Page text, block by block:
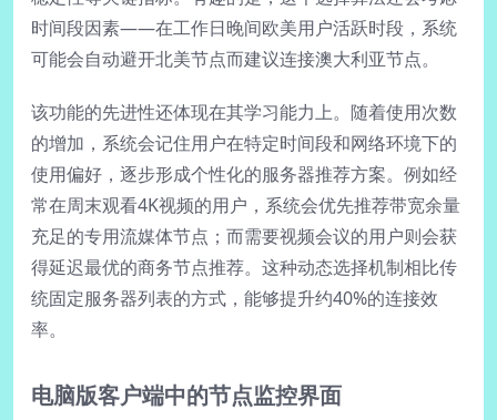
时间段因素——在工作日晚间欧美用户活跃时段，系统
可能会自动避开北美节点而建议连接澳大利亚节点。
该功能的先进性还体现在其学习能力上。随着使用次数
的增加，系统会记住用户在特定时间段和网络环境下的
使用偏好，逐步形成个性化的服务器推荐方案。例如经
常在周末观看4K视频的用户，系统会优先推荐带宽余量
充足的专用流媒体节点；而需要视频会议的用户则会获
得延迟最优的商务节点推荐。这种动态选择机制相比传
统固定服务器列表的方式，能够提升约40%的连接效
率。
电脑版客户端中的节点监控界面